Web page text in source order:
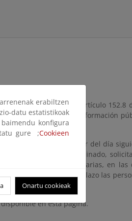
julio, de Costas y el artículo 152.8
Costas, se somete a información
DÍAS, contados a partir del día
pudiendo ser examinado,
evitar esperas innecesarias, en las
el mencionado plazo las
en esta página.
erabiltzen
datu estatistikoak
konfigura
gure ;Cookieen
Onartu cookieak